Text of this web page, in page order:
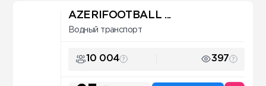
AZERIFOOTBALL ...
Водный транспорт
10 004 397